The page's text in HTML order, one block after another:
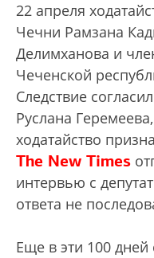
22 апреля
Чечни Рамзана
Делимханова и
Чеченской
Следствие
Руслана
ходатайство
The New Times
интервью с
ответа не
Еще в эти 100